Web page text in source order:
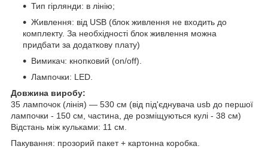
Тип гірлянди: в лінію;
Живлення: від USB (блок живлення не входить до
комплекту. За необхідності блок живлення можна
придбати за додаткову плату)
Вимикач: кнопковий (on/off).
Лампочки: LED.
Довжина виробу:
35 лампочок (лінія) — 530 см (від під'єднувача usb до першої
лампочки - 150 см, частина, де розміщуються кулі - 38 см)
Відстань між кульками: 11 см.
Пакування: прозорий пакет + картонна коробка.